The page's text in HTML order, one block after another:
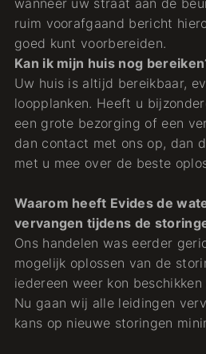
wanneer uw straat aan de
ruim voorafgaand bericht
goed kunt voorbereiden.
Kan ik mijn huis nog
Uw huis is altijd bereikbaar,
loopplanken. Heeft u
een grote bezorging of een
dan contact met ons op, dan
met u mee over de beste
Waarom heeft Evides de
vervangen tijdens de
Ons handelen was eerder
mogelijk oplossen van de
iedereen weer kon
Nu gaan wij alle leidingen
kans op nieuwe storingen